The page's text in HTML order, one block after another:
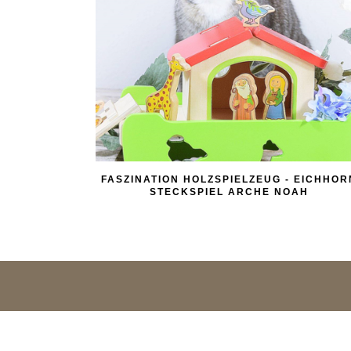
FASZINATION HOLZSPIELZEUG -
STECKSPIEL ARCHE NOAH